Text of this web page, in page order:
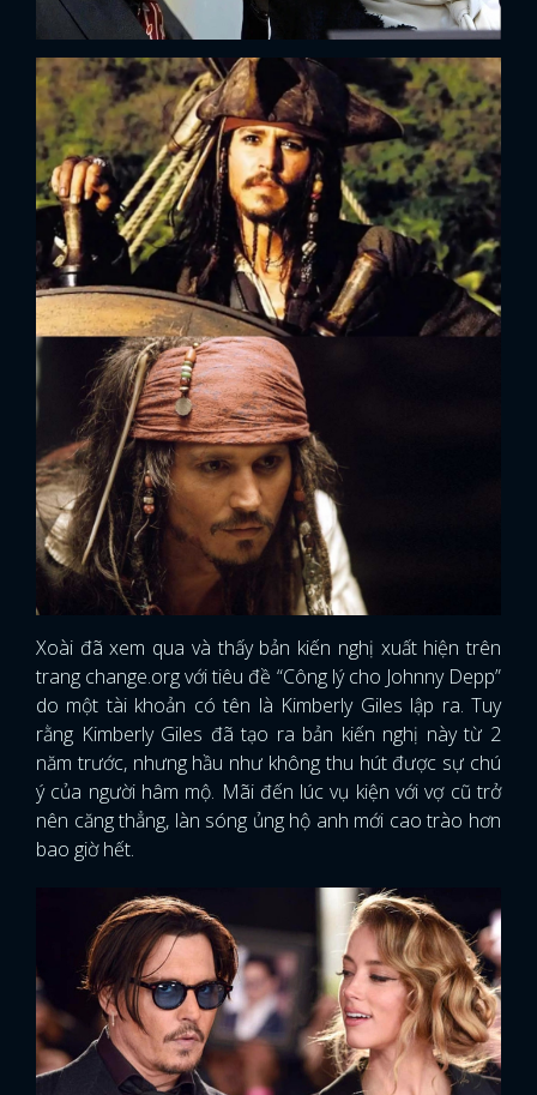
Xoài đã xem qua và thấy bản kiến nghị xuất hiện trên
trang change.org với tiêu đề “Công lý cho Johnny Depp”
do một tài khoản có tên là Kimberly Giles lập ra. Tuy
rằng Kimberly Giles đã tạo ra bản kiến nghị này từ 2
năm trước, nhưng hầu như không thu hút được sự chú
ý của người hâm mộ. Mãi đến lúc vụ kiện với vợ cũ trở
nên căng thẳng, làn sóng ủng hộ anh mới cao trào hơn
bao giờ hết.